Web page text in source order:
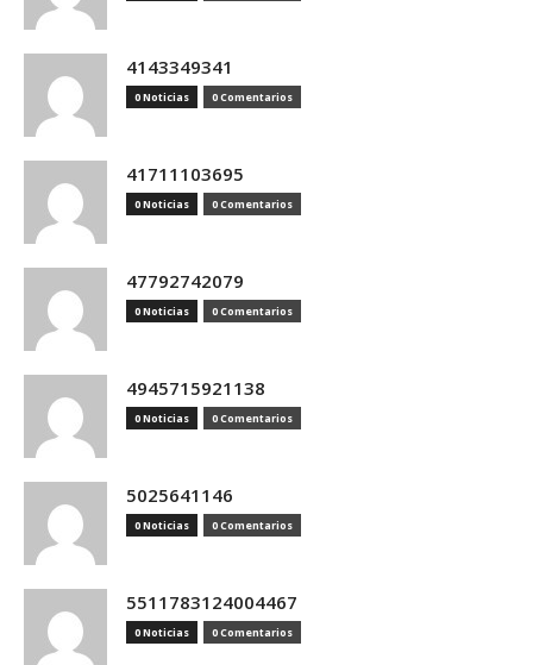
4143349341
0 Noticias 0 Comentarios
41711103695
0 Noticias 0 Comentarios
47792742079
0 Noticias 0 Comentarios
4945715921138
0 Noticias 0 Comentarios
5025641146
0 Noticias 0 Comentarios
5511783124004467
0 Noticias 0 Comentarios